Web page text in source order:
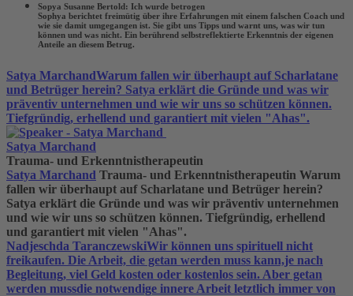
Sopya Susanne Bertold: Ich wurde betrogen
Sophya berichtet freimütig über ihre Erfahrungen mit einem falschen Coach und
wie sie damit umgegangen ist. Sie gibt uns Tipps und warnt uns, was wir tun
können und was nicht. Ein berührend selbstreflektierte Erkenntnis der eigenen
Anteile an diesem Betrug.
Satya MarchandWarum fallen wir überhaupt auf Scharlatane
und Betrüger herein? Satya erklärt die Gründe und was wir
präventiv unternehmen und wie wir uns so schützen können.
Tiefgründig, erhellend und garantiert mit vielen "Ahas".
Satya Marchand
Trauma- und Erkenntnistherapeutin
Satya Marchand Trauma- und Erkenntnistherapeutin Warum
fallen wir überhaupt auf Scharlatane und Betrüger herein?
Satya erklärt die Gründe und was wir präventiv unternehmen
und wie wir uns so schützen können. Tiefgründig, erhellend
und garantiert mit vielen "Ahas".
Nadjeschda TaranczewskiWir können uns spirituell nicht
freikaufen. Die Arbeit, die getan werden muss kann,je nach
Begleitung, viel Geld kosten oder kostenlos sein. Aber getan
werden mussdie notwendige innere Arbeit letztlich immer von